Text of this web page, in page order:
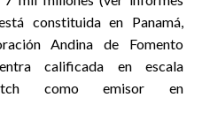
constituida en Panamá,
Andina de Fomento
calificada en escala
como emisor en